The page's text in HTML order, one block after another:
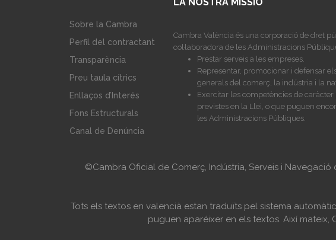
Sobre la Cambra
Perfil del contractant
Transparència
Preu taula cítrics
Enllaços d’Interés
Fons Estructurals
Canal de Denúncia
Cambra València és una corporació de dret
col·laboradora de les Administracions
Prestar serveis a les empreses.
Representar, promocionar i defensar
generals del comerç, la indústria i la
Exercitar les competències de
previstes en la Llei, o que puguen
les Administracions Públiques.
©Cambra Oficial de Comerç, Indústria, Serveis i Navegació
Tots els textos en valencià estan traduïts pel sistema
puguen aparéixer en els textos. Així